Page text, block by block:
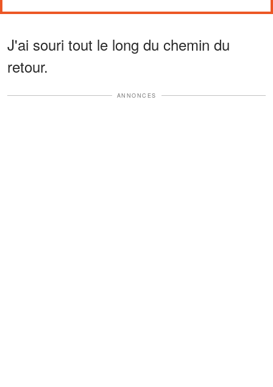
J'ai souri tout le long du chemin du
retour.
ANNONCES